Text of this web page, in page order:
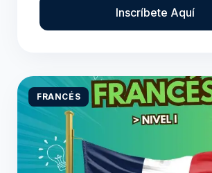
Inscríbete Aquí
FRANCÉS